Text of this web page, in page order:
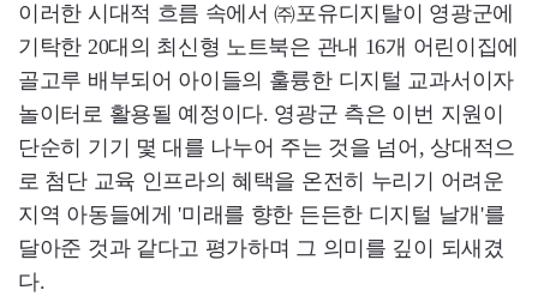
이러한 시대적 흐름 속에서 ㈜포유디지탈이 영광군에
기탁한 20대의 최신형 노트북은 관내 16개 어린이집에
골고루 배부되어 아이들의 훌륭한 디지털 교과서이자
놀이터로 활용될 예정이다. 영광군 측은 이번 지원이
단순히 기기 몇 대를 나누어 주는 것을 넘어, 상대적으
로 첨단 교육 인프라의 혜택을 온전히 누리기 어려운
지역 아동들에게 '미래를 향한 든든한 디지털 날개'를
달아준 것과 같다고 평가하며 그 의미를 깊이 되새겼
다.